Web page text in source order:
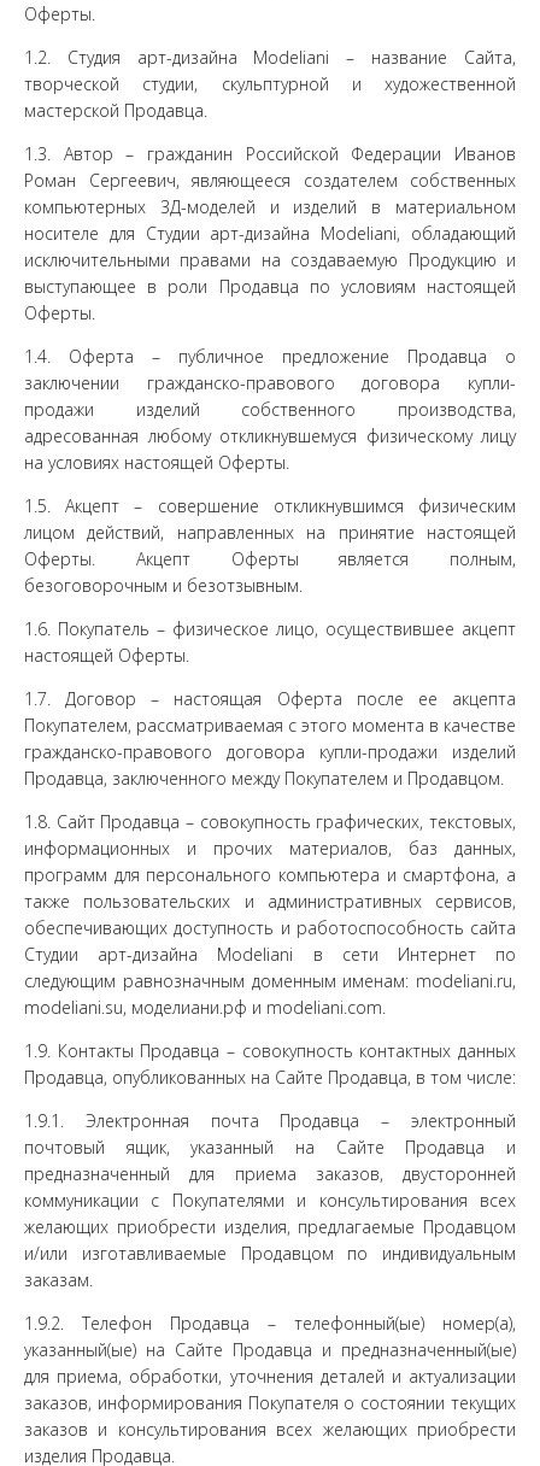
Оферты.
1.2. Студия арт-дизайна Modeliani – название Сайта,
творческой студии, скульптурной и художественной
мастерской Продавца.
1.3. Автор – гражданин Российской Федерации Иванов
Роман Сергеевич, являющееся создателем собственных
компьютерных 3Д-моделей и изделий в материальном
носителе для Студии арт-дизайна Modeliani, обладающий
исключительными правами на создаваемую Продукцию и
выступающее в роли Продавца по условиям настоящей
Оферты.
1.4. Оферта – публичное предложение Продавца о
заключении гражданско-правового договора купли-
продажи изделий собственного производства,
адресованная любому откликнувшемуся физическому лицу
на условиях настоящей Оферты.
1.5. Акцепт – совершение откликнувшимся физическим
лицом действий, направленных на принятие настоящей
Оферты. Акцепт Оферты является полным,
безоговорочным и безотзывным.
1.6. Покупатель – физическое лицо, осуществившее акцепт
настоящей Оферты.
1.7. Договор – настоящая Оферта после ее акцепта
Покупателем, рассматриваемая с этого момента в качестве
гражданско-правового договора купли-продажи изделий
Продавца, заключенного между Покупателем и Продавцом.
1.8. Сайт Продавца – совокупность графических, текстовых,
информационных и прочих материалов, баз данных,
программ для персонального компьютера и смартфона, а
также пользовательских и административных сервисов,
обеспечивающих доступность и работоспособность сайта
Студии арт-дизайна Modeliani в сети Интернет по
следующим равнозначным доменным именам: modeliani.ru,
modeliani.su, моделиани.рф и modeliani.com.
1.9. Контакты Продавца – совокупность контактных данных
Продавца, опубликованных на Сайте Продавца, в том числе:
1.9.1. Электронная почта Продавца – электронный
почтовый ящик, указанный на Сайте Продавца и
предназначенный для приема заказов, двусторонней
коммуникации с Покупателями и консультирования всех
желающих приобрести изделия, предлагаемые Продавцом
и/или изготавливаемые Продавцом по индивидуальным
заказам.
1.9.2. Телефон Продавца – телефонный(ые) номер(а),
указанный(ые) на Сайте Продавца и предназначенный(ые)
для приема, обработки, уточнения деталей и актуализации
заказов, информирования Покупателя о состоянии текущих
заказов и консультирования всех желающих приобрести
изделия Продавца.